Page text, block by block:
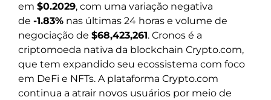
em $0.2029, com uma variação negativa
de -1.83% nas últimas 24 horas e volume de
negociação de $68,423,261. Cronos é a
criptomoeda nativa da blockchain Crypto.com,
que tem expandido seu ecossistema com foco
em DeFi e NFTs. A plataforma Crypto.com
continua a atrair novos usuários por meio de